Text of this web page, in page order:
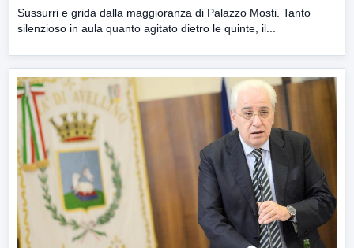
Sussurri e grida dalla maggioranza di Palazzo Mosti. Tanto
silenzioso in aula quanto agitato dietro le quinte, il...